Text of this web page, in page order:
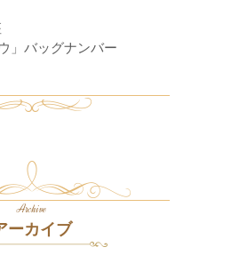
」バッグナンバー
Archive
ーカイブ